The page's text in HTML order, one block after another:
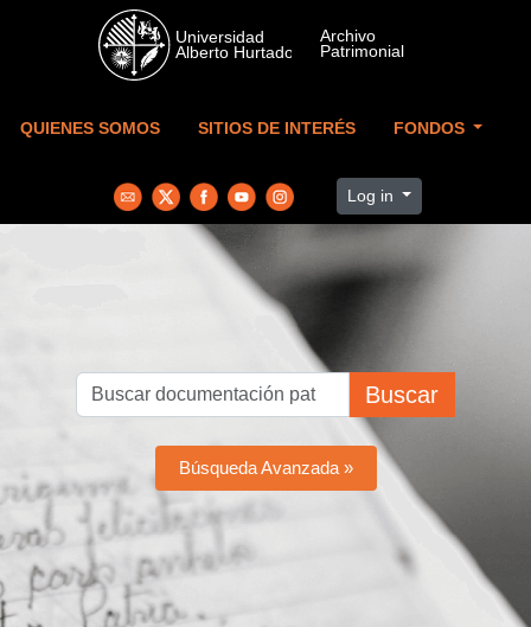
Skip to main content
QUIENES SOMOS SITIOS DE INTERÉS FONDOS
Log in
Buscar
Búsqueda Avanzada »